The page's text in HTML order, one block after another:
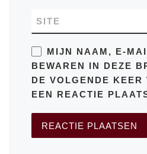
SITE
MIJN NAAM, E-
BEWAREN IN DEZE
DE VOLGENDE KEER
EEN REACTIE